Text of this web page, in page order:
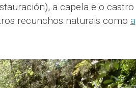
a capela e o castro
recunchos naturais como a